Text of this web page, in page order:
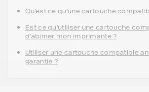
Qu'est ce qu'une cartouche
Est ce qu'utiliser une cartouche
d'abimer mon imprimante ?
Utiliser une cartouche compatible
garantie ?